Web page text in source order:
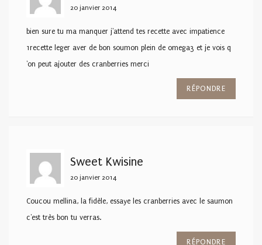
20 janvier 2014
bien sure tu ma manquer j'attend tes recette avec impatience
1recette leger aver de bon soumon plein de omega3 et je vois q
'on peut ajouter des cranberries merci
RÉPONDRE
Sweet Kwisine
20 janvier 2014
Coucou mellina, la fidèle, essaye les cranberries avec le saumon
c'est très bon tu verras.
RÉPONDRE